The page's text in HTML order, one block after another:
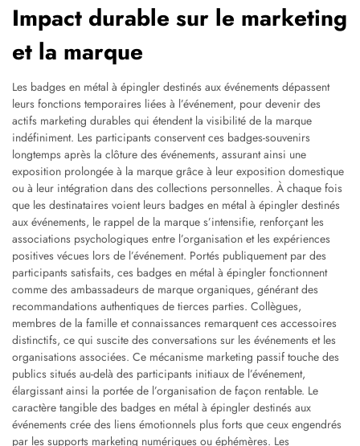
Impact durable sur le marketing
et la marque
Les badges en métal à épingler destinés aux événements dépassent
leurs fonctions temporaires liées à l’événement, pour devenir des
actifs marketing durables qui étendent la visibilité de la marque
indéfiniment. Les participants conservent ces badges-souvenirs
longtemps après la clôture des événements, assurant ainsi une
exposition prolongée à la marque grâce à leur exposition domestique
ou à leur intégration dans des collections personnelles. À chaque fois
que les destinataires voient leurs badges en métal à épingler destinés
aux événements, le rappel de la marque s’intensifie, renforçant les
associations psychologiques entre l’organisation et les expériences
positives vécues lors de l’événement. Portés publiquement par des
participants satisfaits, ces badges en métal à épingler fonctionnent
comme des ambassadeurs de marque organiques, générant des
recommandations authentiques de tierces parties. Collègues,
membres de la famille et connaissances remarquent ces accessoires
distinctifs, ce qui suscite des conversations sur les événements et les
organisations associées. Ce mécanisme marketing passif touche des
publics situés au-delà des participants initiaux de l’événement,
élargissant ainsi la portée de l’organisation de façon rentable. Le
caractère tangible des badges en métal à épingler destinés aux
événements crée des liens émotionnels plus forts que ceux engendrés
par les supports marketing numériques ou éphémères. Les